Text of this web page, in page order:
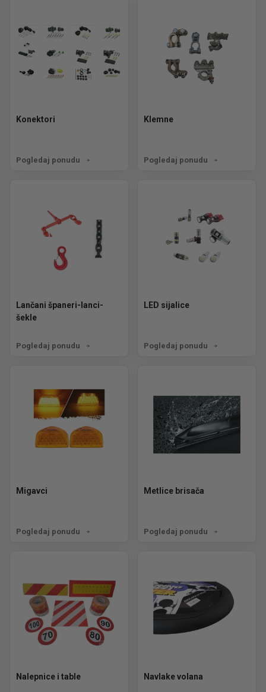
Konektori
Pogledaj ponudu
Klemne
Pogledaj ponudu
Lančani španeri-lanci-
šekle
Pogledaj ponudu
LED sijalice
Pogledaj ponudu
Migavci
Pogledaj ponudu
Metlice brisača
Pogledaj ponudu
Nalepnice i table Navlake volana